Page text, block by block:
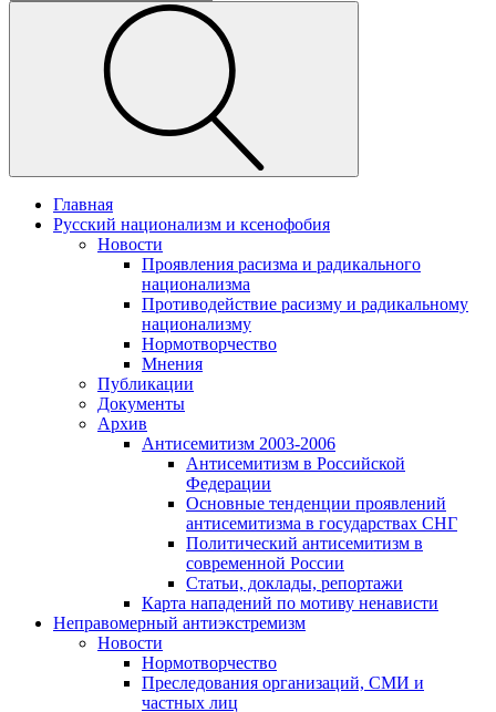
Главная
Русский национализм и ксенофобия
Новости
Проявления расизма и радикального
национализма
Противодействие расизму и радикальному
национализму
Нормотворчество
Мнения
Публикации
Документы
Архив
Антисемитизм 2003-2006
Антисемитизм в Российской
Федерации
Основные тенденции проявлений
антисемитизма в государствах СНГ
Политический антисемитизм в
современной России
Статьи, доклады, репортажи
Карта нападений по мотиву ненависти
Неправомерный антиэкстремизм
Новости
Нормотворчество
Преследования организаций, СМИ и
частных лиц